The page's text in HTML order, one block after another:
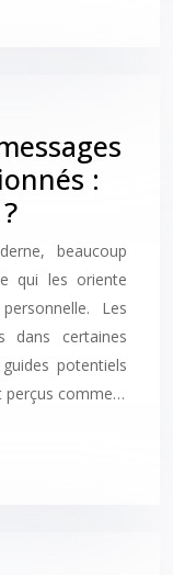
:
beaucoup
qui les oriente
Les
dans certaines
potentiels
perçus comme…